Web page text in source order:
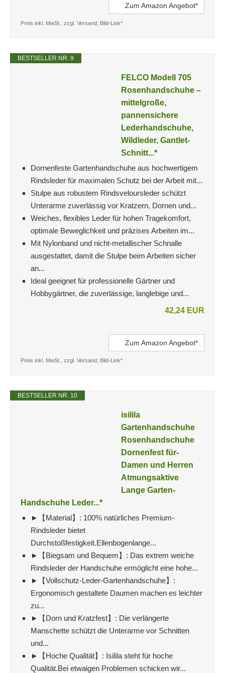
Zum Amazon Angebot*
Preis inkl. MwSt., zzgl. Versand; Bild-Link*
BESTSELLER NR. 9
FELCO Modell 705
Rosenhandschuhe –
mittelgroße,
pannensichere
Lederhandschuhe,
Wildleder, Gantlet-
Schnitt...*
Dornenfeste Gartenhandschuhe aus hochwertigem
Rindsleder für maximalen Schutz bei der Arbeit mit...
Stulpe aus robustem Rindsveloursleder schützt
Unterarme zuverlässig vor Kratzern, Dornen und...
Weiches, flexibles Leder für hohen Tragekomfort,
optimale Beweglichkeit und präzises Arbeiten im...
Mit Nylonband und nicht-metallischer Schnalle
ausgestattet, damit die Stulpe beim Arbeiten sicher
an...
Ideal geeignet für professionelle Gärtner und
Hobbygärtner, die zuverlässige, langlebige und...
42,24 EUR
Zum Amazon Angebot*
Preis inkl. MwSt., zzgl. Versand; Bild-Link*
BESTSELLER NR. 10
isilila
Gartenhandschuhe
Rosenhandschuhe
Dornenfest für-
Damen und Herren
Atmungsaktive
Lange Garten-
Handschuhe Leder...*
►【Material】: 100% natürliches Premium-
Rindsleder bietet
Durchstoßfestigkeit.Ellenbogenlange...
►【Biegsam und Bequem】: Das extrem weiche
Rindsleder der Handschuhe ermöglicht eine hohe...
►【Vollschutz-Leder-Gartenhandschuhe】:
Ergonomisch gestaltete Daumen machen es leichter
zu...
►【Dorn und Kratzfest】: Die verlängerte
Manschette schützt die Unterarme vor Schnitten
und...
►【Hoche Qualität】: Isilila steht für hoche
Qualität.Bei etwaigen Problemen schicken wir...